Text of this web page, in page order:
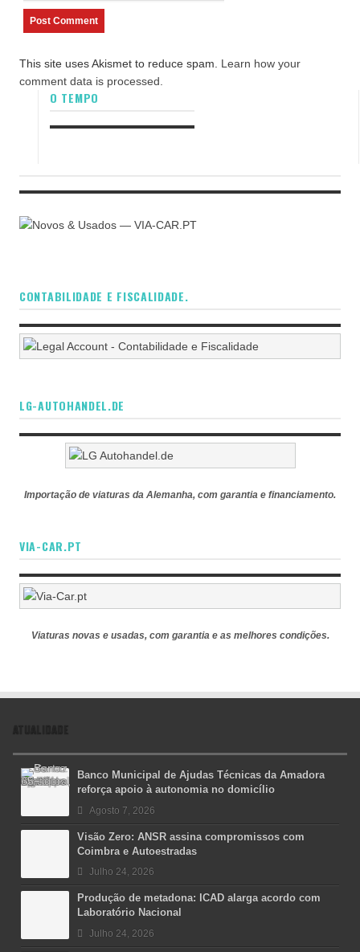
This site uses Akismet to reduce spam. Learn how your
comment data is processed.
O TEMPO
CONTABILIDADE E FISCALIDADE.
LG-AUTOHANDEL.DE
Importação de viaturas da Alemanha, com garantia e financiamento.
VIA-CAR.PT
Viaturas novas e usadas, com garantia e as melhores condições.
ATUALIDADE
Banco Municipal de Ajudas Técnicas da Amadora
reforça apoio à autonomia no domicílio
Agosto 7, 2026
Visão Zero: ANSR assina compromissos com
Coimbra e Autoestradas
Julho 24, 2026
Produção de metadona: ICAD alarga acordo com
Laboratório Nacional
Julho 24, 2026